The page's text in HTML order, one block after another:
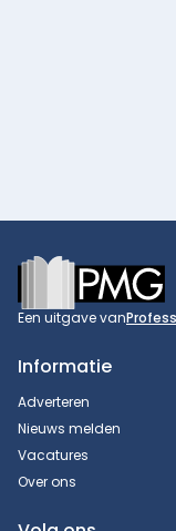
Footer
Een uitgave van
Informatie
Adverteren
Nieuws melden
Vacatures
Over ons